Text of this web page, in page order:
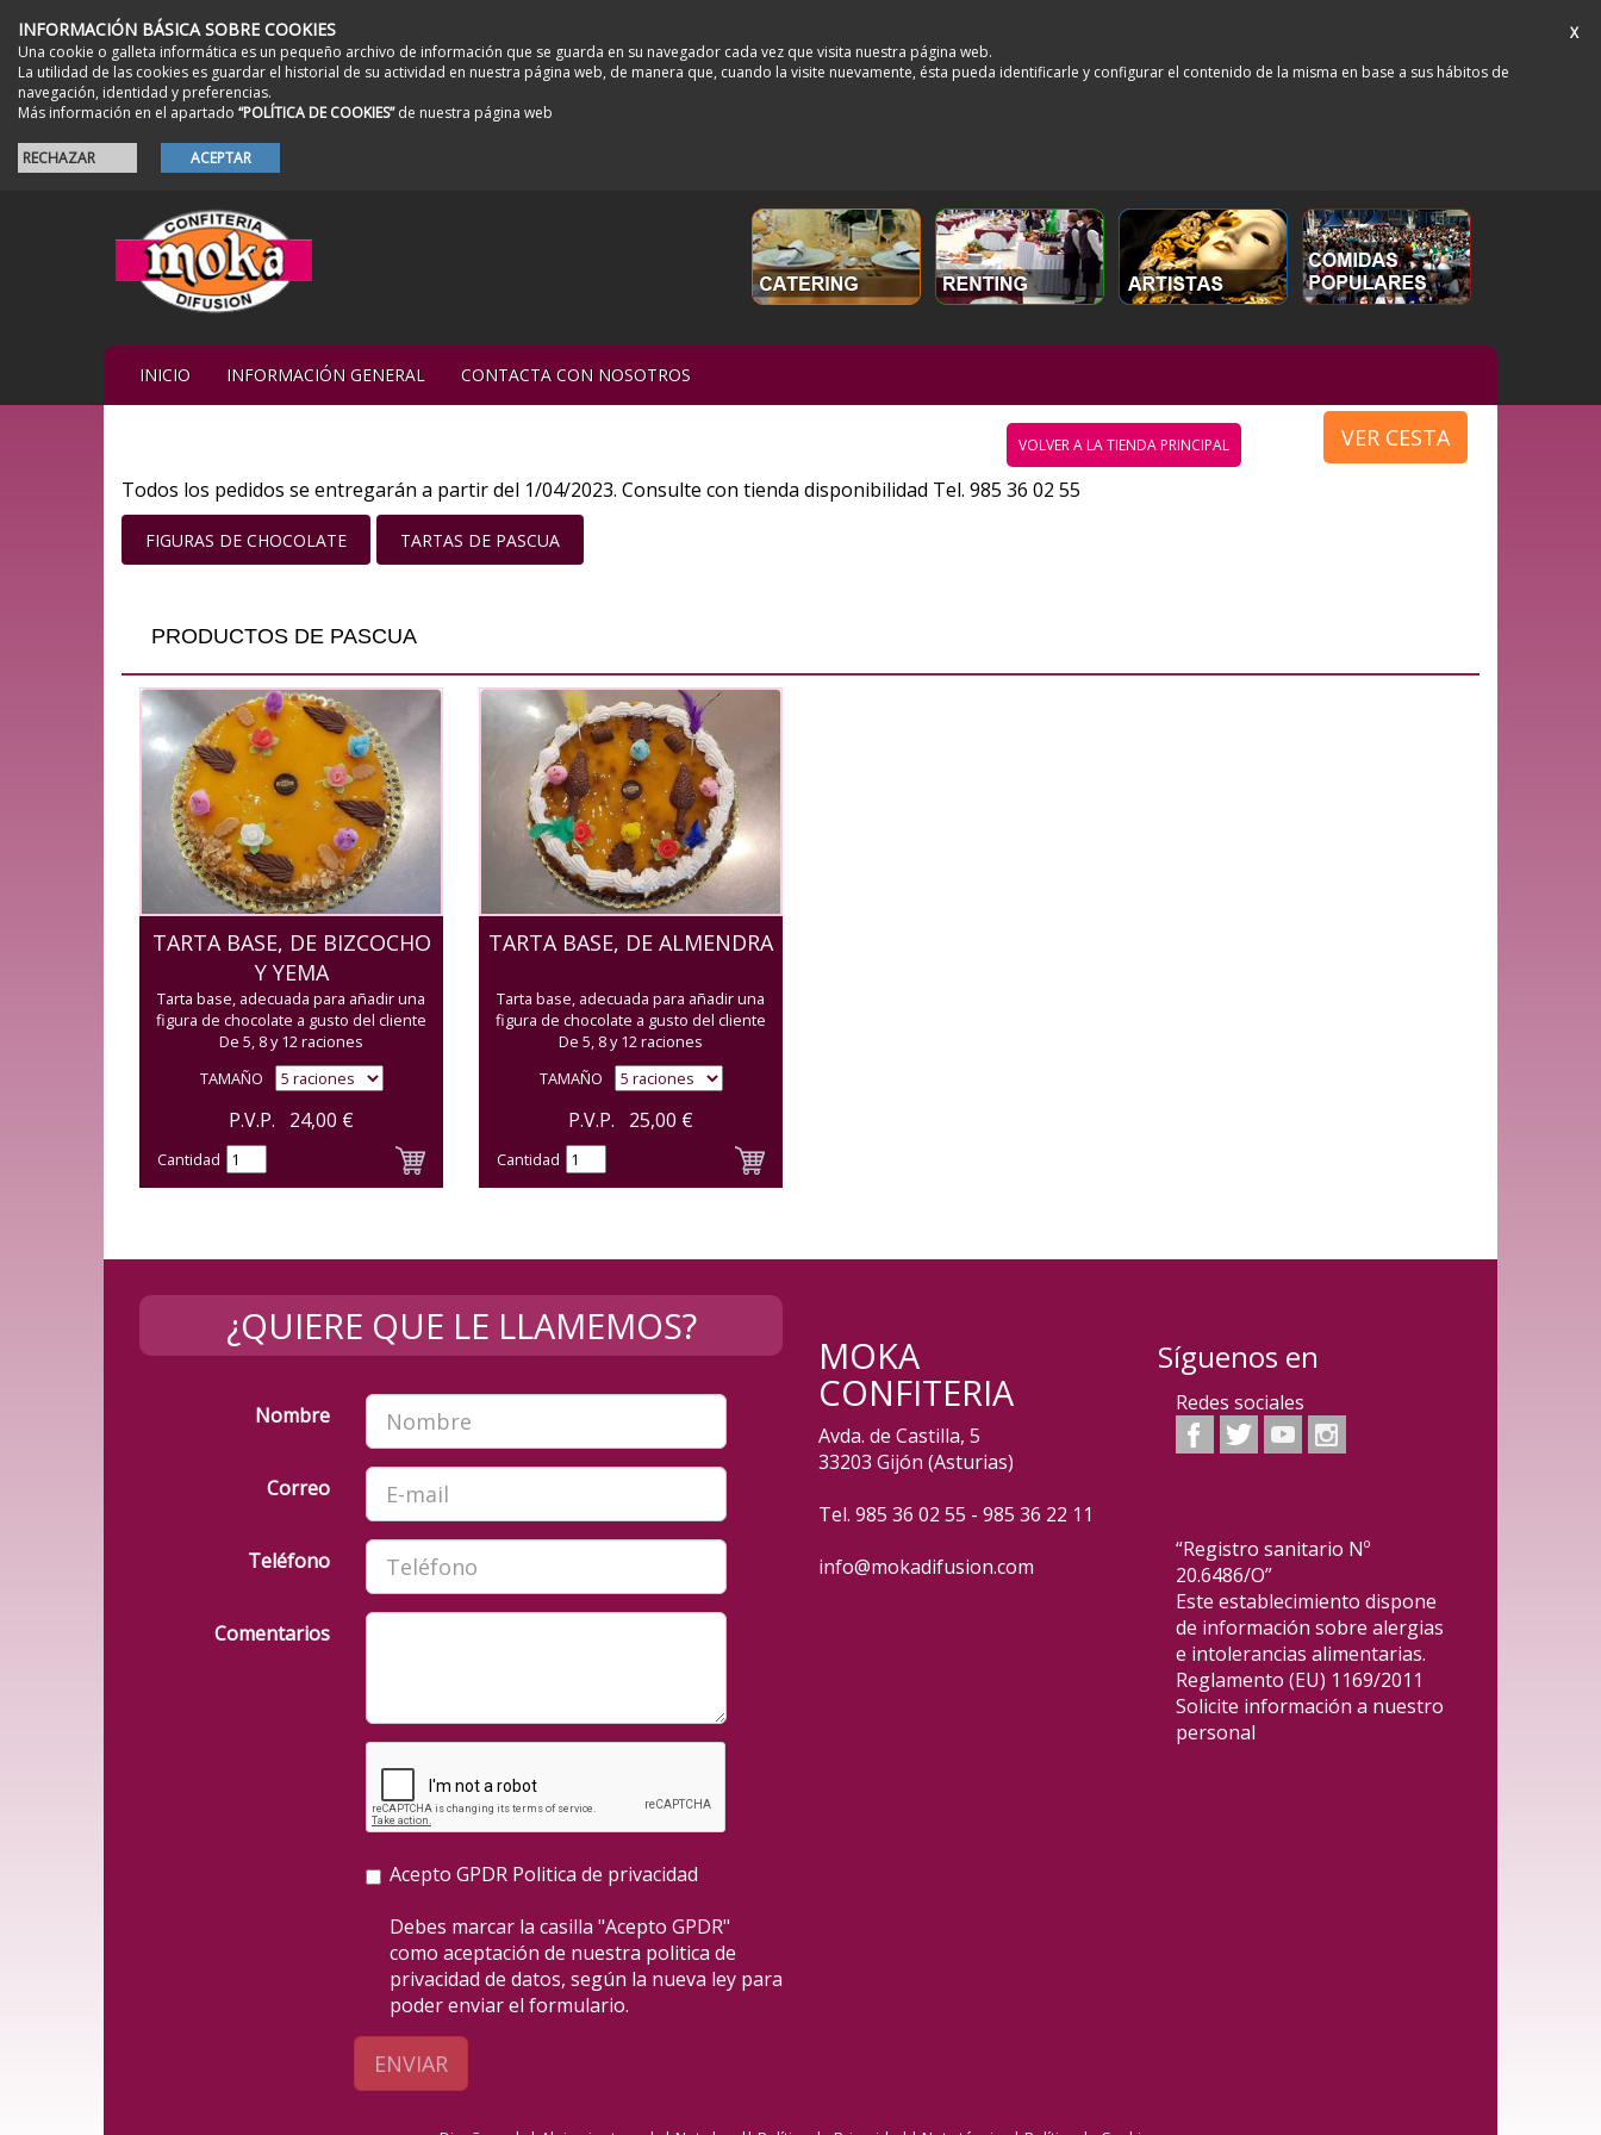
X
INFORMACIÓN BÁSICA SOBRE COOKIES
Una cookie o galleta informática es un pequeño archivo de información que se guarda en su navegador cada vez que visita nuestra página web.
La utilidad de las cookies es guardar el historial de su actividad en nuestra página web, de manera que, cuando la visite nuevamente, ésta pueda identificarle y configurar el contenido de la misma en base a sus hábitos de
navegación, identidad y preferencias.
Más información en el apartado “POLÍTICA DE COOKIES”de nuestra página web
RECHAZAR ACEPTAR
INICIO INFORMACIÓN GENERAL CONTACTA CON NOSOTROS
VER CESTA
VOLVER A LA TIENDA PRINCIPAL
Todos los pedidos se entregarán a partir del 1/04/2023. Consulte con tienda disponibilidad Tel. 985 36 02 55
FIGURAS DE CHOCOLATE TARTAS DE PASCUA
PRODUCTOS DE PASCUA
TARTA BASE, DE BIZCOCHO
Y YEMA
Tarta base, adecuada para añadir una
figura de chocolate a gusto del cliente
De 5, 8 y 12 raciones
TAMAÑO
P.V.P. 24,00 €
Cantidad
TARTA BASE, DE ALMENDRA
Tarta base, adecuada para añadir una
figura de chocolate a gusto del cliente
De 5, 8 y 12 raciones
TAMAÑO
P.V.P. 25,00 €
Cantidad
¿QUIERE QUE LE LLAMEMOS?
Nombre
Correo
Teléfono
Comentarios
Acepto GPDR Politica de privacidad
Debes marcar la casilla "Acepto GPDR"
como aceptación de nuestra politica de
privacidad de datos, según la nueva ley para
poder enviar el formulario.
ENVIAR
MOKA
CONFITERIA
Avda. de Castilla, 5
33203 Gijón (Asturias)
Tel. 985 36 02 55 - 985 36 22 11
info@mokadifusion.com
Síguenos en
Redes sociales
“Registro sanitario Nº
20.6486/O”
Este establecimiento dispone
de información sobre alergias
e intolerancias alimentarias.
Reglamento (EU) 1169/2011
Solicite información a nuestro
personal